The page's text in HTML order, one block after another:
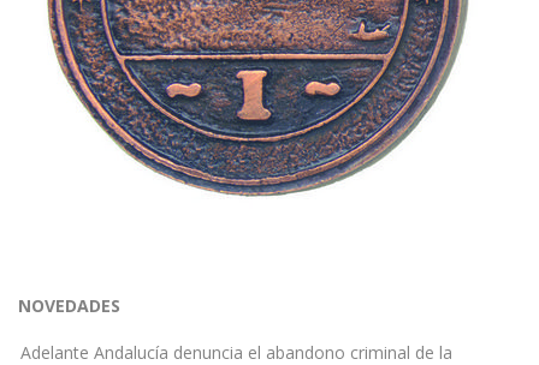
NOVEDADES
Adelante Andalucía denuncia el abandono criminal de la